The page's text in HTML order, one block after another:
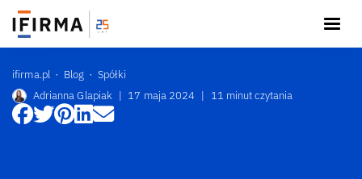
ifirma.pl Blog
Spółki
Adrianna Glapiak | 17 maja 2024 | 11 minut czytania